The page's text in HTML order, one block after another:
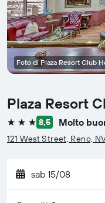
Plaza Resort
3 stelle 8,5 Molto
121 West Street, Reno,
sab 15/08
Foto di Plaza Resort Club